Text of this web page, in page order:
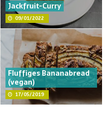
Jackfruit-Curry
09/01/2022
Fluffiges Bananabread
(vegan)
17/05/2019